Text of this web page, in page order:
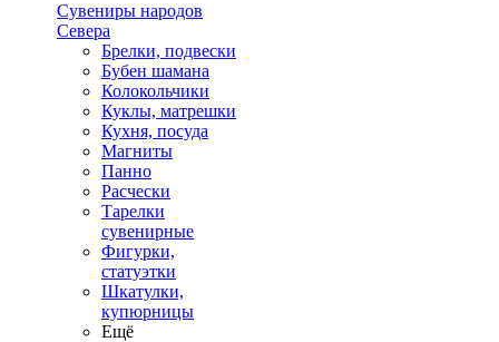
Сувениры народов
Севера
Брелки, подвески
Бубен шамана
Колокольчики
Куклы, матрешки
Кухня, посуда
Магниты
Панно
Расчески
Тарелки
сувенирные
Фигурки,
статуэтки
Шкатулки,
купюрницы
Ещё